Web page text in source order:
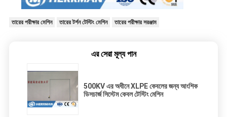
তারের পরীক্ষার মেশিন তারের টর্শন টেস্টিং মেশিন তারের পরীক্ষার সরঞ্জাম
এর সেরা মূল্য পান
500KV এর অধীনে XLPE কেবলের জন্য আংশিক
ডিসচার্জ সিস্টেম কেবল টেস্টিং মেশিন